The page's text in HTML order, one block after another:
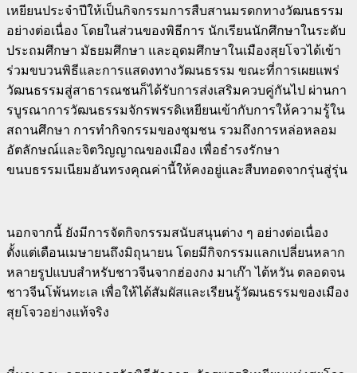
เหยียนประจำปีให้เป็นกิจกรรมการสืบสานมรดกทางวัฒนธรรม
อย่างต่อเนื่อง โดยในส่วนของพิธีการ นักเรียนนักศึกษาในระดับ
ประถมศึกษา มัธยมศึกษา และอุดมศึกษาในเมืองสุยโจวได้เข้า
ร่วมขบวนพิธีและการแสดงทางวัฒนธรรม ขณะที่การเผยแพร่
วัฒนธรรมสู่สาธารณชนก็ได้รับการส่งเสริมควบคู่กันไป ผ่านกา
รบูรณาการวัฒนธรรมจักรพรรดิเหยียนเข้ากับการให้ความรู้ใน
สถานศึกษา การทำกิจกรรมของชุมชน รวมถึงการหล่อหลอม
อัตลักษณ์และจิตวิญญาณของเมือง เพื่อธำรงรักษา
ขนบธรรมเนียมอันทรงคุณค่านี้ให้คงอยู่และสืบทอดจากรุ่นสู่รุ่น
นอกจากนี้ ยังมีการจัดกิจกรรมสนับสนุนต่าง ๆ อย่างต่อเนื่อง
ตั้งแต่เดือนเมษายนถึงมิถุนายน โดยมีกิจกรรมแลกเปลี่ยนหลาก
หลายรูปแบบสำหรับชาวจีนจากฮ่องกง มาเก๊า ไต้หวัน ตลอดจน
ชาวจีนโพ้นทะเล เพื่อให้ได้สัมผัสและเรียนรู้วัฒนธรรมของเมือง
สุยโจวอย่างแท้จริง